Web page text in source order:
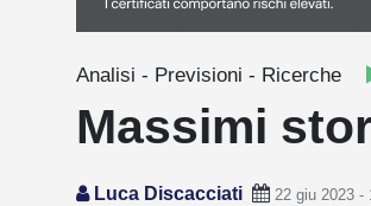
Analisi - Previsioni - Ricerche
Massimi
Luca Discacciati 22 giu 2023 -